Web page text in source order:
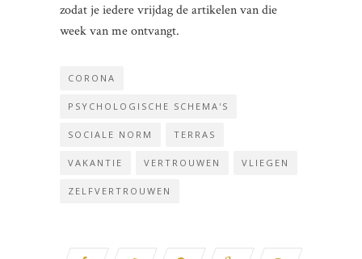
zodat je iedere vrijdag de artikelen van die
week van me ontvangt.
CORONA
PSYCHOLOGISCHE SCHEMA'S
SOCIALE NORM TERRAS
VAKANTIE VERTROUWEN VLIEGEN
ZELFVERTROUWEN